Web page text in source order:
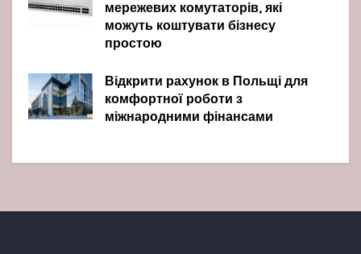
мережевих комутаторів, які
можуть коштувати бізнесу
простою
Відкрити рахунок в Польщі для
комфортної роботи з
міжнародними фінансами